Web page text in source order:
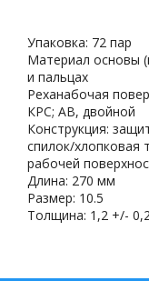
Упаковка: 72 пар
Материал основы
и пальцах
Реханабочая
КРС; АВ, двойной
Конструкция:
спилок/хлопковая
рабочей
Длина: 270 мм
Размер: 10.5
Толщина: 1,2 +/-